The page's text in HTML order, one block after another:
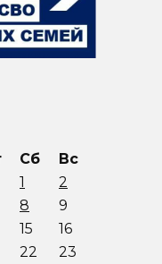
Сб
Вс
1
2
8
9
15
16
22
23